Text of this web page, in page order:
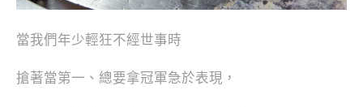
當我們年少輕狂不經世事時
搶著當第一、總要拿冠軍急於表現，